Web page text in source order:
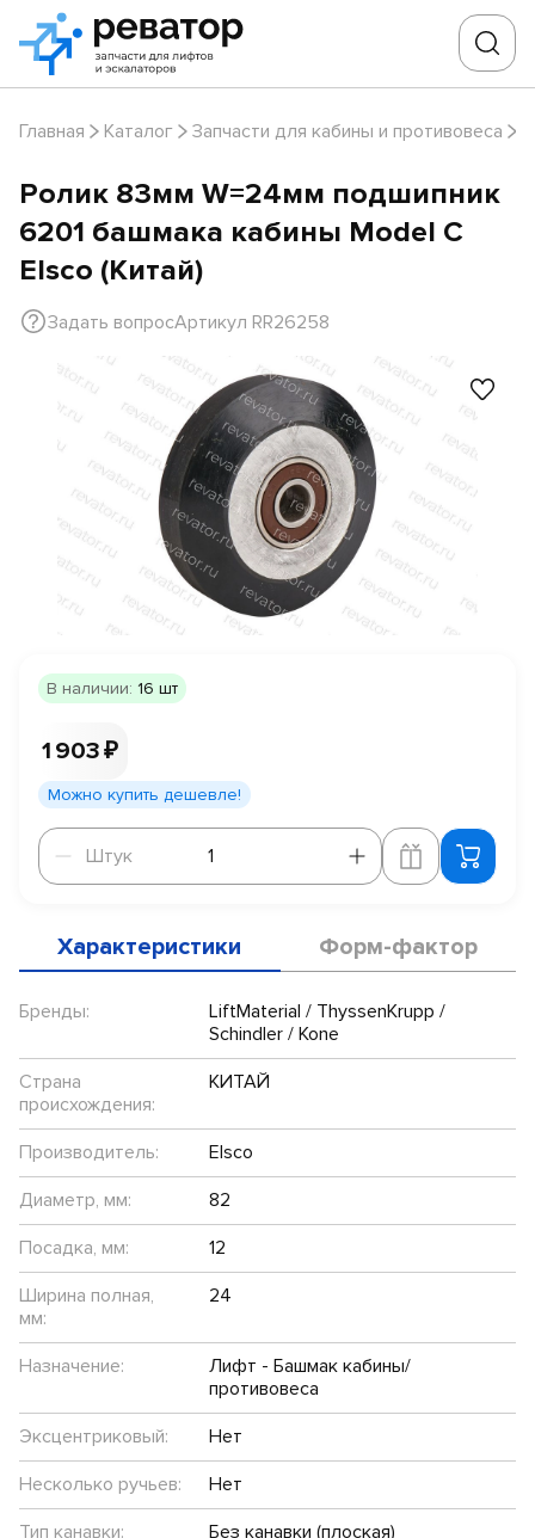
Главная Каталог Запчасти для кабины и противовеса
Ролик 83мм W=24мм подшипник
6201 башмака кабины Model C
Elsco (Китай)
Задать вопросАртикул RR26258
В наличии: 16 шт
1 903 ₽
Можно купить дешевле!
Штук
Штук
Характеристики Форм-фактор
Бренды:
LiftMaterial / ThyssenKrupp /
Schindler / Kone
Страна
происхождения:
КИТАЙ
Производитель:
Elsco
Диаметр, мм:
82
Посадка, мм:
12
Ширина полная,
мм:
24
Назначение:
Лифт - Башмак кабины/
противовеса
Эксцентриковый:
Нет
Несколько ручьев:
Нет
Тип канавки:
Без канавки (плоская)